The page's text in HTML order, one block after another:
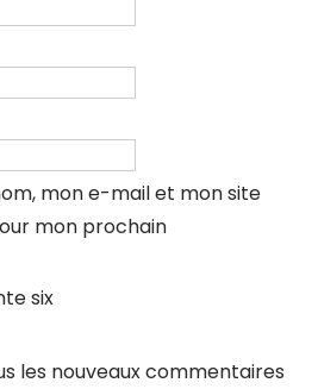
mon e-mail et mon site
mon prochain
six
les nouveaux commentaires